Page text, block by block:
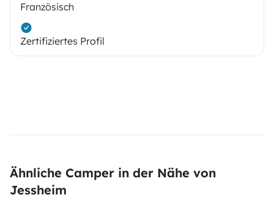
Französisch
Zertifiziertes Profil
Ähnliche Camper in der Nähe von
Jessheim